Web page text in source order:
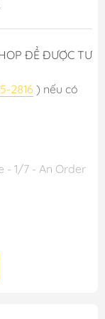
ĐỂ ĐƯỢC TƯ
2816 ) nếu có
- 1/7 - An Order